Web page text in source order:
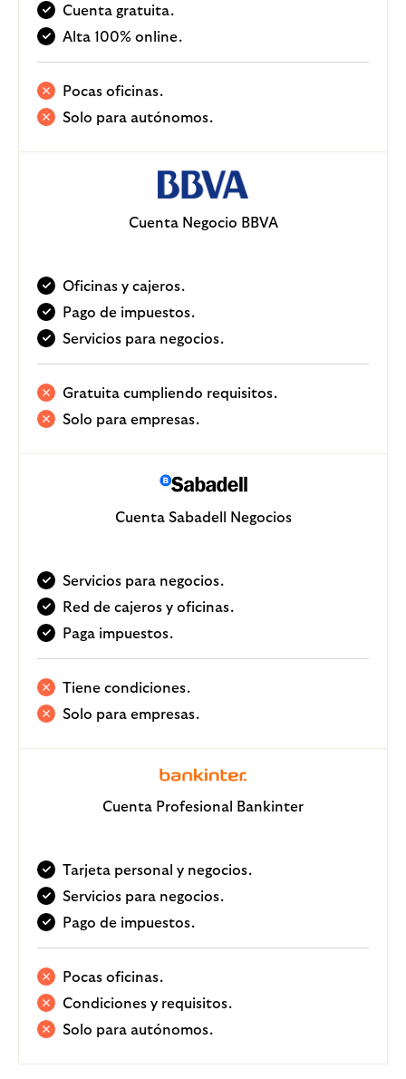
Cuenta gratuita.
Alta 100% online.
Pocas oficinas.
Solo para autónomos.
Cuenta Negocio BBVA
Oficinas y cajeros.
Pago de impuestos.
Servicios para negocios.
Gratuita cumpliendo requisitos.
Solo para empresas.
Cuenta Sabadell Negocios
Servicios para negocios.
Red de cajeros y oficinas.
Paga impuestos.
Tiene condiciones.
Solo para empresas.
Cuenta Profesional Bankinter
Tarjeta personal y negocios.
Servicios para negocios.
Pago de impuestos.
Pocas oficinas.
Condiciones y requisitos.
Solo para autónomos.